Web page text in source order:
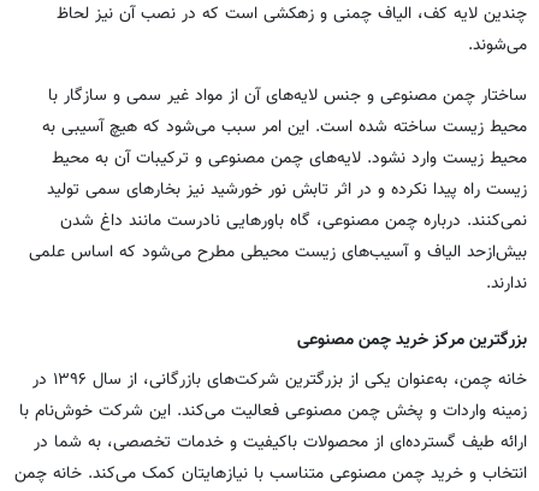
چندین لایه کف، الیاف چمنی و زهکشی است که در نصب آن نیز لحاظ
می‌شوند.
ساختار چمن مصنوعی و جنس لایه‌های آن از مواد غیر سمی و سازگار با
محیط زیست ساخته شده است. این امر سبب می‌شود که هیچ آسیبی به
محیط زیست وارد نشود. لایه‌های چمن مصنوعی و ترکیبات آن به محیط
زیست راه پیدا نکرده و در اثر تابش نور خورشید نیز بخارهای سمی تولید
نمی‌کنند. درباره چمن مصنوعی، گاه باورهایی نادرست مانند داغ شدن
بیش‌ازحد الیاف و آسیب‌های زیست محیطی مطرح می‌شود که اساس علمی
ندارند.
بزرگترین مرکز خرید چمن مصنوعی
خانه چمن، به‌عنوان یکی از بزرگترین شرکت‌های بازرگانی، از سال ۱۳۹۶ در
زمینه واردات و پخش چمن مصنوعی فعالیت می‌کند. این شرکت خوش‌نام با
ارائه طیف گسترده‌ای از محصولات باکیفیت و خدمات تخصصی، به شما در
انتخاب و خرید چمن مصنوعی متناسب با نیازهایتان کمک می‌کند. خانه چمن